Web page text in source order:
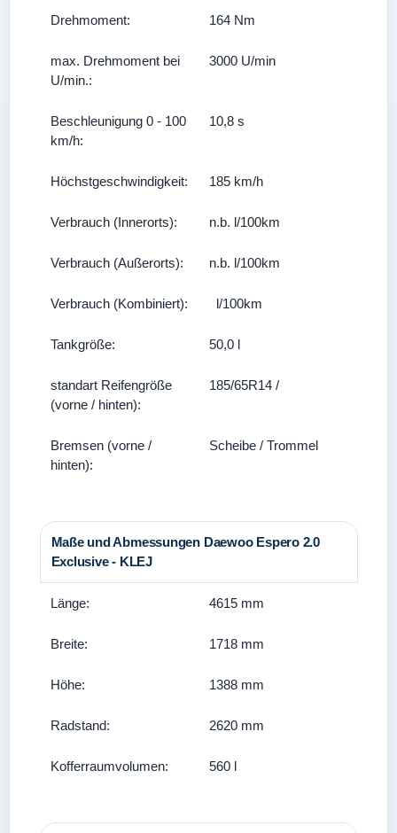
Drehmoment: 164 Nm
max. Drehmoment bei
U/min.:
3000 U/min
Beschleunigung 0 - 100
km/h:
10,8 s
Höchstgeschwindigkeit: 185 km/h
Verbrauch (Innerorts): n.b. l/100km
Verbrauch (Außerorts): n.b. l/100km
Verbrauch (Kombiniert): l/100km
Tankgröße: 50,0 l
standart Reifengröße
(vorne / hinten):
185/65R14 /
Bremsen (vorne /
hinten):
Scheibe / Trommel
Maße und Abmessungen Daewoo Espero 2.0
Exclusive - KLEJ
Länge: 4615 mm
Breite: 1718 mm
Höhe: 1388 mm
Radstand: 2620 mm
Kofferraumvolumen: 560 l